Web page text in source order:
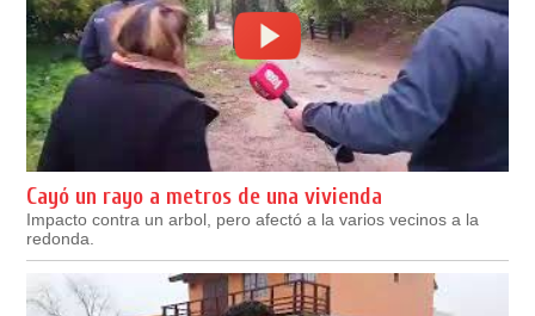
Cayó un rayo a metros de una vivienda
Impacto contra un arbol, pero afectó a la varios vecinos a la
redonda.